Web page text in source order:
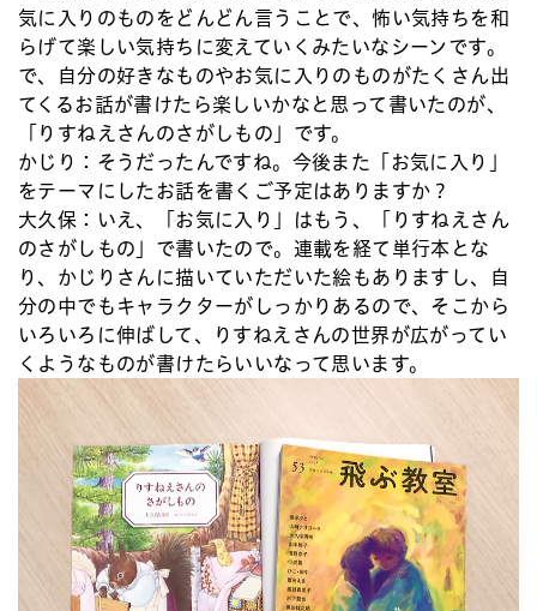
気に入りのものをどんどん言うことで、怖い気持ちを和
らげて楽しい気持ちに変えていくみたいなシーンです。
で、自分の好きなものやお気に入りのものがたくさん出
てくるお話が書けたら楽しいかなと思って書いたのが、
「りすねえさんのさがしもの」です。
かじり： そうだったんですね。今後また「お気に入り」
をテーマにしたお話を書くご予定はありますか？
大久保：
いえ、「お気に入り」はもう、「りすねえさん
のさがしもの」で書いたので。連載を経て単行本とな
り、かじりさんに描いていただいた絵もありますし、自
分の中でもキャラクターがしっかりあるので、そこから
いろいろに伸ばして、りすねえさんの世界が広がってい
くようなものが書けたらいいなって思います。